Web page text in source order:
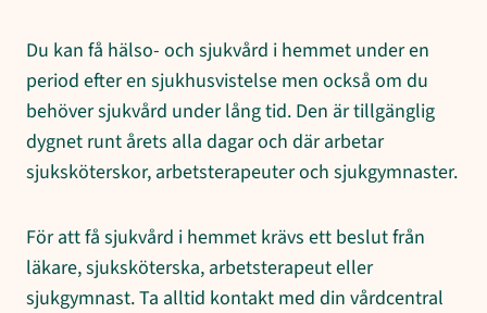
Du kan få hälso- och sjukvård i hemmet under en
period efter en sjukhusvistelse men också om du
behöver sjukvård under lång tid. Den är tillgänglig
dygnet runt årets alla dagar och där arbetar
sjuksköterskor, arbetsterapeuter och sjukgymnaster.
För att få sjukvård i hemmet krävs ett beslut från
läkare, sjuksköterska, arbetsterapeut eller
sjukgymnast. Ta alltid kontakt med din vårdcentral